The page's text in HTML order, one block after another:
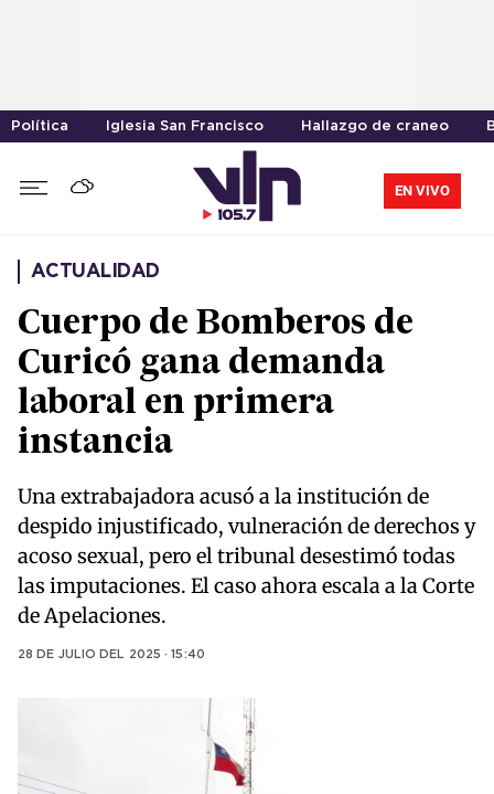
Política Iglesia San Francisco Hallazgo de craneo
EN VIVO
ACTUALIDAD
Cuerpo de Bomberos de
Curicó gana demanda
laboral en primera
instancia
Una extrabajadora acusó a la institución de
despido injustificado, vulneración de derechos y
acoso sexual, pero el tribunal desestimó todas
las imputaciones. El caso ahora escala a la Corte
de Apelaciones.
28 DE JULIO DEL 2025 · 15:40